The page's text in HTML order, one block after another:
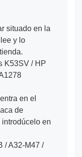
situado en la
y lo
K53SV / HP
en el
de
en
/ A32-M47 /